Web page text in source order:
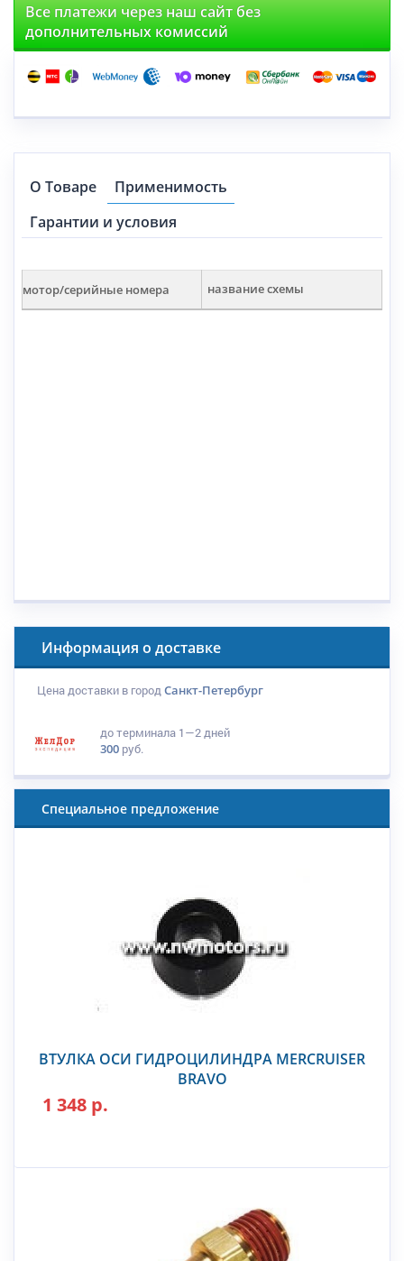
Все платежи через наш сайт без
дополнительных комиссий
О Товаре
Применимость
Гарантии и условия
мотор/серийные номера название схемы
Информация о доставке
Цена доставки в городСанкт-Петербург
до терминала 1—2 дней
300 руб.
Специальное предложение
ВТУЛКА ОСИ ГИДРОЦИЛИНДРА MERCRUISER
BRAVO
1 348 р.